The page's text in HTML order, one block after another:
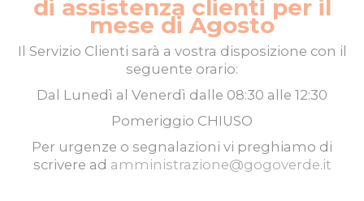
di assistenza clienti per il
mese di Agosto
Il Servizio Clienti sarà a vostra disposizione con il
seguente orario:
Dal Lunedì al Venerdì dalle 08:30 alle 12:30
Pomeriggio CHIUSO
Per urgenze o segnalazioni vi preghiamo di
scrivere ad amministrazione@gogoverde.it